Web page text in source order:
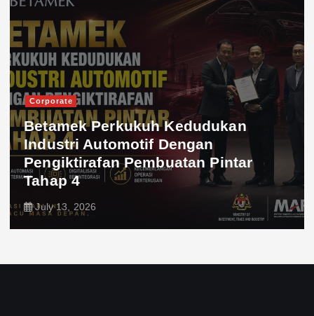
Corporate
Betamek Perkukuh Kedudukan
Industri Automotif Dengan
Pengiktirafan Pembuatan Pintar
Tahap 4
July 13, 2026